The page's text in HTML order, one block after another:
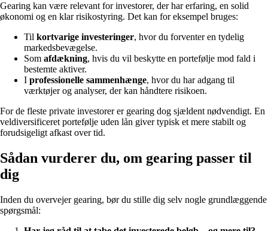
Gearing kan være relevant for investorer, der har erfaring, en solid
økonomi og en klar risikostyring. Det kan for eksempel bruges:
Til kortvarige investeringer, hvor du forventer en tydelig
markedsbevægelse.
Som afdækning, hvis du vil beskytte en portefølje mod fald i
bestemte aktiver.
I professionelle sammenhænge, hvor du har adgang til
værktøjer og analyser, der kan håndtere risikoen.
For de fleste private investorer er gearing dog sjældent nødvendigt. En
veldiversificeret portefølje uden lån giver typisk et mere stabilt og
forudsigeligt afkast over tid.
Sådan vurderer du, om gearing passer til
dig
Inden du overvejer gearing, bør du stille dig selv nogle grundlæggende
spørgsmål: